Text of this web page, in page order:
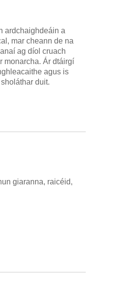
ardchaighdeáin a
mar cheann de na
ag díol cruach
monarcha. Ár dtáirgí
agus is
duit.
giaranna, raicéid,